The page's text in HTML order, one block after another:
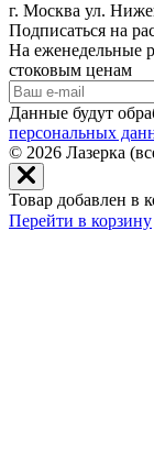
г. Москва ул.
Подписаться на
На еженедельные
стоковым ценам
Данные будут
персональных
© 2026 Лазерка
Товар добавлен в
Перейти в корзину